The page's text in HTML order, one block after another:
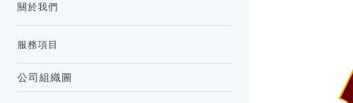
關於我們
服務項目
公司組織圖